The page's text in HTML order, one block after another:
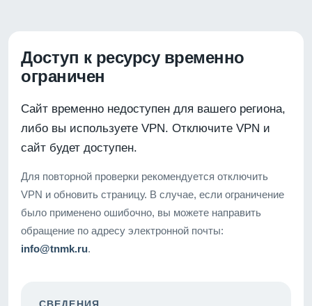
Доступ к ресурсу временно
ограничен
Сайт временно недоступен для вашего региона,
либо вы используете VPN. Отключите VPN и
сайт будет доступен.
Для повторной проверки рекомендуется отключить
VPN и обновить страницу. В случае, если ограничение
было применено ошибочно, вы можете направить
обращение по адресу электронной почты:
info@tnmk.ru.
СВЕДЕНИЯ